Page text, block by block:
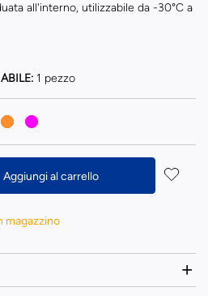
all'interno, utilizzabile da -30°C a
1 pezzo
Aggiungi al carrello
magazzino